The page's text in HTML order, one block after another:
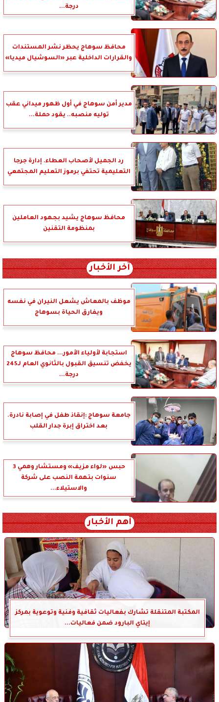
درجة...
محافظ سوهاج يحظر نشر المستندات
والقرارات الداخلية عبر «السوشيال ميديا»
مدير أمن سوهاج في أول ظهور ميداني عقب
توليه منصبه.. يقود حملة...
رد الجميل لأصحاب العطاء. إدارة جرجا
التعليمية تحتفي برموز التعليم المجتمعي
محافظ سوهاج يشيد بجهود العاملين
بمنظومة التقنين
آخر الأخبار
موظف بالمعاش يشعل النيران في نفسه
ويفارق الحياة بسوهاج
استجابة لأولياء الأمور... محافظ سوهاج
يخفض تنسيق القبول بالثانوي العام لـ245
درجة...
جامعة سوهاج :إنقاذ طفل في إصابة نادرة.
بعد اختراق إبرة جدار القلب
حبس «لواء مزيف» ومستشار وهمي 3
سنوات بتهمة النصب على شركة
والاستيلاء...
أهم الأخبار
المكتبة المتنقلة تشارك بفعاليات ثقافية وفنية وتوعوية بمركز
إيتاي البارود ضمن فعاليات...